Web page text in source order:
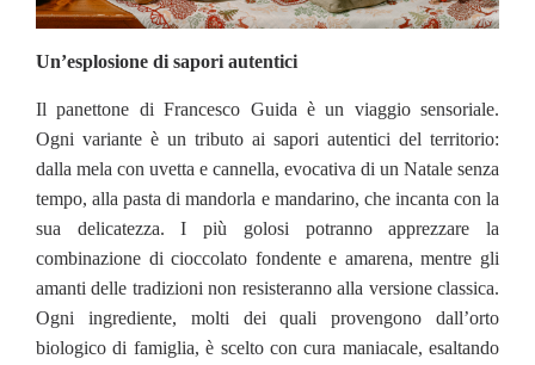
Un’esplosione di sapori autentici
Il panettone di Francesco Guida è un viaggio sensoriale.
Ogni variante è un tributo ai sapori autentici del territorio:
dalla mela con uvetta e cannella, evocativa di un Natale senza
tempo, alla pasta di mandorla e mandarino, che incanta con la
sua delicatezza. I più golosi potranno apprezzare la
combinazione di cioccolato fondente e amarena, mentre gli
amanti delle tradizioni non resisteranno alla versione classica.
Ogni ingrediente, molti dei quali provengono dall’orto
biologico di famiglia, è scelto con cura maniacale, esaltando